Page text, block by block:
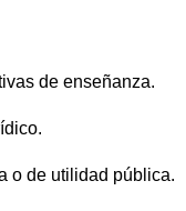
de enseñanza.
o de utilidad pública.